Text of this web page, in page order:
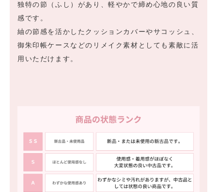
独特の節（ふし）があり、軽やかで締め心地の良い質
感です。
紬の節感を活かしたクッションカバーやサコッシュ、
御朱印帳ケースなどのリメイク素材としても素敵に活
用いただけます。